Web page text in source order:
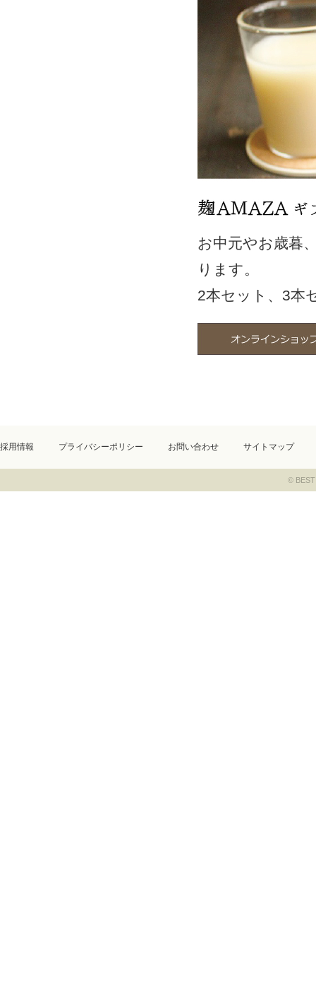
お中元やお歳暮
ります。
2本セット、3本
採用情報 プライバシーポリシー お問い合わせ サイトマップ
© BEST